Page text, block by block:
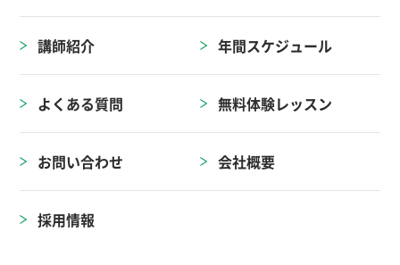
講師紹介 年間スケジュール
よくある質問 無料体験レッスン
お問い合わせ 会社概要
採用情報